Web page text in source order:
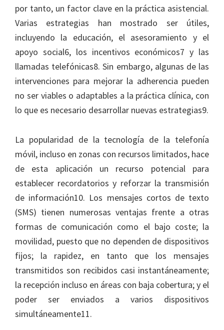
por tanto, un factor clave en la práctica asistencial.
Varias estrategias han mostrado ser útiles,
incluyendo la educación, el asesoramiento y el
apoyo social6, los incentivos económicos7 y las
llamadas telefónicas8. Sin embargo, algunas de las
intervenciones para mejorar la adherencia pueden
no ser viables o adaptables a la práctica clínica, con
lo que es necesario desarrollar nuevas estrategias9.
La popularidad de la tecnología de la telefonía
móvil, incluso en zonas con recursos limitados, hace
de esta aplicación un recurso potencial para
establecer recordatorios y reforzar la transmisión
de información10. Los mensajes cortos de texto
(SMS) tienen numerosas ventajas frente a otras
formas de comunicación como el bajo coste; la
movilidad, puesto que no dependen de dispositivos
fijos; la rapidez, en tanto que los mensajes
transmitidos son recibidos casi instantáneamente;
la recepción incluso en áreas con baja cobertura; y el
poder ser enviados a varios dispositivos
simultáneamente11.